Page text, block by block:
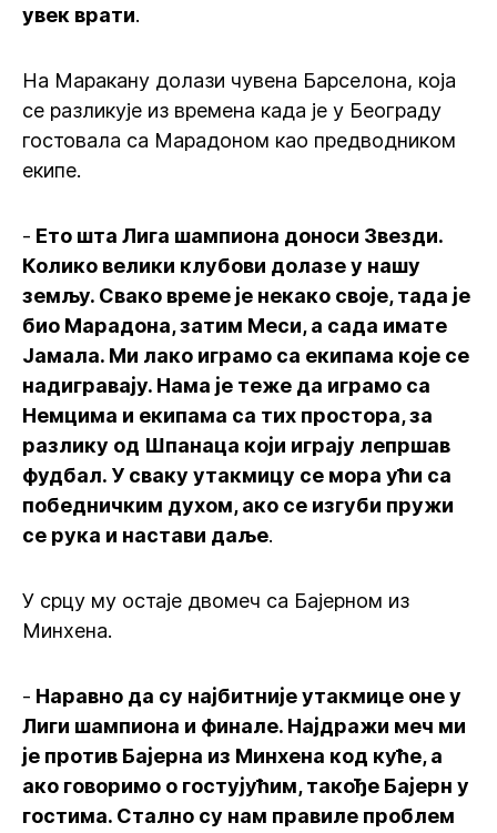
увек врати.
На Маракану долази чувена Барселона, која
се разликује из времена када је у Београду
гостовала са Марадоном као предводником
екипе.
- Ето шта Лига шампиона доноси Звезди.
Колико велики клубови долазе у нашу
земљу. Свако време је некако своје, тада је
био Марадона, затим Меси, а сада имате
Јамала. Ми лако играмо са екипама које се
надигравају. Нама је теже да играмо са
Немцима и екипама са тих простора, за
разлику од Шпанаца који играју лепршав
фудбал. У сваку утакмицу се мора ући са
победничким духом, ако се изгуби пружи
се рука и настави даље.
У срцу му остаје двомеч са Бајерном из
Минхена.
- Наравно да су најбитније утакмице оне у
Лиги шампиона и финале. Најдражи меч ми
је против Бајерна из Минхена код куће, а
ако говоримо о гостујућим, такође Бајерн у
гостима. Стално су нам правиле проблем